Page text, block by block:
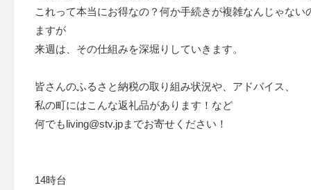
これって本当にお得なの？何か手続きが複雑なんじゃな
ますが
来週は、その仕組みを深堀りしていきます。
皆さんのふるさと納税の取り組み状況や、アドバイス、
私の町にはこんな返礼品があります！など
何でもliving@stv.jpまでお寄せください！
14時台